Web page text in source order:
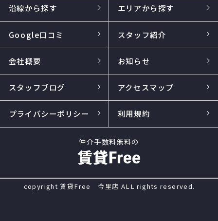
沿線から探す エリアから探す
Google口コミ スタッフ紹介
会社概要 お知らせ
スタッフブログ アクセスマップ
プライバシーポリシー 利用規約
仲介手数料無料の
copyright 賃貸Free 今里店 ALL rights reserved.